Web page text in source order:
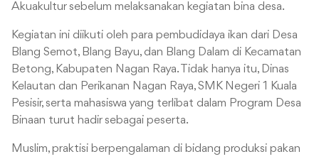
Akuakultur sebelum melaksanakan kegiatan bina desa.
Kegiatan ini diikuti oleh para pembudidaya ikan dari Desa
Blang Semot, Blang Bayu, dan Blang Dalam di Kecamatan
Betong, Kabupaten Nagan Raya. Tidak hanya itu, Dinas
Kelautan dan Perikanan Nagan Raya, SMK Negeri 1 Kuala
Pesisir, serta mahasiswa yang terlibat dalam Program Desa
Binaan turut hadir sebagai peserta.
Muslim, praktisi berpengalaman di bidang produksi pakan